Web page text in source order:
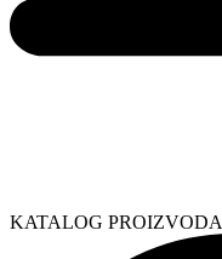
KATALOG PROIZVODA